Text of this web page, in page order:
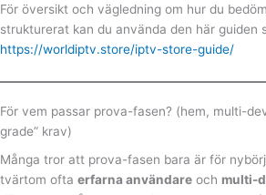
För översikt och vägledning om hur du
strukturerat kan du använda den här guiden
https://worldiptv.store/iptv-store-guide/
För vem passar prova-fasen? (hem, multi-
grade” krav)
Många tror att prova-fasen bara är för
tvärtom ofta erfarna användare och multi-